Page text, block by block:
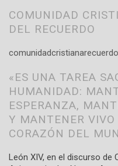
COMUNIDAD
DEL RECUERDO
«ES UNA TAREA
HUMANIDAD:
ESPERANZA,
Y MANTENER
CORAZÓN DEL
León XIV, en el discurso de